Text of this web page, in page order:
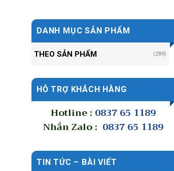
DANH MỤC SẢN PHẨM
THEO SẢN PHẨM (289)
HỖ TRỢ KHÁCH HÀNG
Hotline : 0837 65 1189
Nhắn Zalo : 0837 65 1189
TIN TỨC – BÀI VIẾT